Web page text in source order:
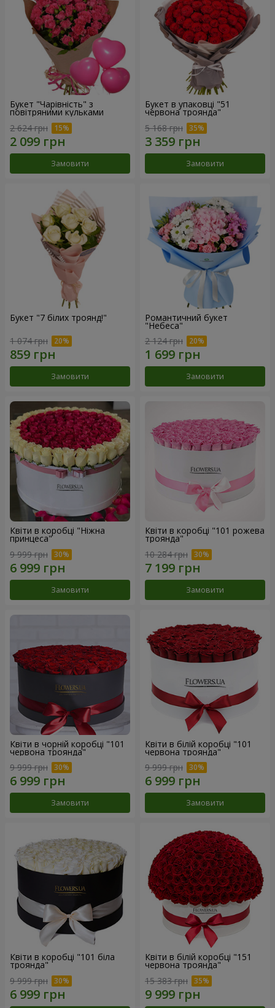
Букет "Чарівність" з
повітряними кульками
2 624 грн
Замовити
Букет в упаковці "51
червона троянда"
5 168 грн
Замовити
Букет "7 білих троянд!"
1 074 грн
Замовити
Романтичний букет
"Небеса"
2 124 грн
Замовити
Квіти в коробці "Ніжна
принцеса"
9 999 грн
Замовити
Квіти в коробці "101 рожева
троянда"
10 284 грн
Замовити
Квіти в чорній коробці "101
червона троянда"
9 999 грн
Замовити
Квіти в білій коробці "101
червона троянда"
9 999 грн
Замовити
Квіти в коробці "101 біла
троянда"
9 999 грн
Квіти в білій коробці "151
червона троянда"
15 383 грн